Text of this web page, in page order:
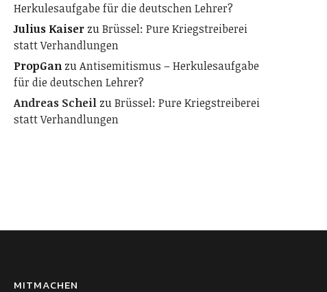
Herkulesaufgabe für die deutschen Lehrer?
Julius KaiserzuBrüssel: Pure Kriegstreiberei
statt Verhandlungen
PropGanzuAntisemitismus – Herkulesaufgabe
für die deutschen Lehrer?
Andreas ScheilzuBrüssel: Pure Kriegstreiberei
statt Verhandlungen
MITMACHEN